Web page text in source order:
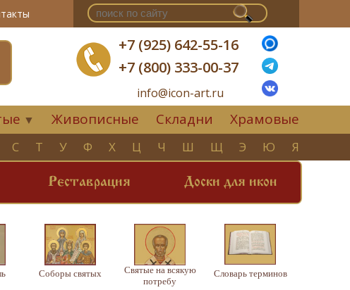
+7 (925) 642-55-16
+7 (800) 333-00-37
info@icon-art.ru
▼ Живописные Складни Храмовые
С Т У Ф Х Ц Ч Ш Щ Э Ю Я
Реставрация Доски для икон
Соборы святых
Святые на всякую
потребу
Словарь терминов